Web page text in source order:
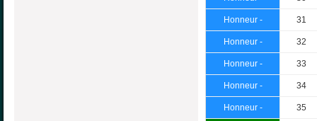
Honneur - 31
Honneur - 32
Honneur - 33
Honneur - 34
Honneur - 35